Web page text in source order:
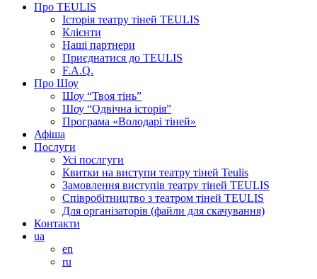
Про TEULIS
Історія театру тіней TEULIS
Клієнти
Наші партнери
Приєднатися до TEULIS
F.A.Q.
Про Шоу
Шоу “Твоя тінь”
Шоу “Одвічна історія”
Програма «Володарі тіней»
Афіша
Послуги
Усі послгуги
Квитки на виступи театру тіней Teulis
Замовлення виступів театру тіней TEULIS
Співробітництво з театром тіней TEULIS
Для організаторів (файли для скачування)
Контакти
ua
en
ru